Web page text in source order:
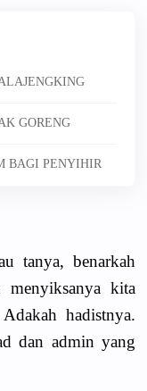
GORENG
BAGI PENYIHIR
tanya, benarkah
kita
hadistnya.
dan admin yang